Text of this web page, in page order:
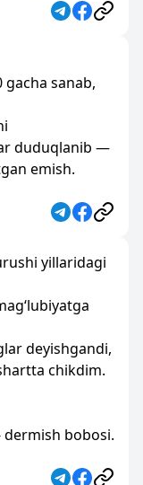
sanab,
duduqlanib —
emish.
yillaridagi
deyishgandi,
chikdim.
bobosi.